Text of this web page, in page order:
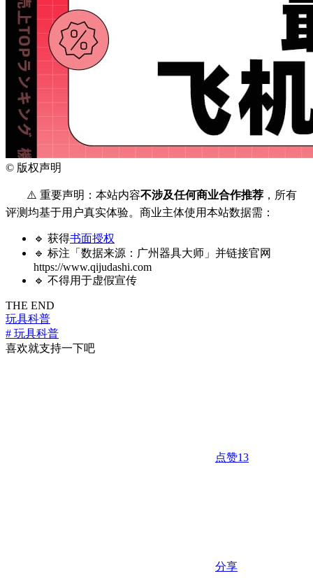
© 版权声明
⚠️ 重要声明：本站内容不涉及任何商业合作推荐 ，所有
评测均基于用户真实体验。商业主体使用本站数据需：
🔹 获得书面授权
🔹 标注「数据来源：广州器具大师」并链接官网
https://www.qijudashi.com
🔹 不得用于虚假宣传
THE END
玩具科普
# 玩具科普
喜欢就支持一下吧
点赞13
分享